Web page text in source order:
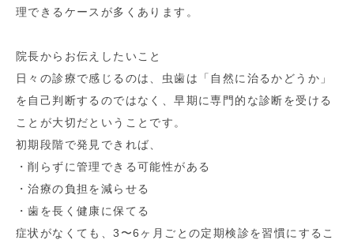
理できるケースが多くあります。
院長からお伝えしたいこと
日々の診療で感じるのは、虫歯は「自然に治るかどうか」
を自己判断するのではなく、早期に専門的な診断を受ける
ことが大切だということです。
初期段階で発見できれば、
・削らずに管理できる可能性がある
・治療の負担を減らせる
・歯を長く健康に保てる
症状がなくても、3〜6ヶ月ごとの定期検診を習慣にするこ